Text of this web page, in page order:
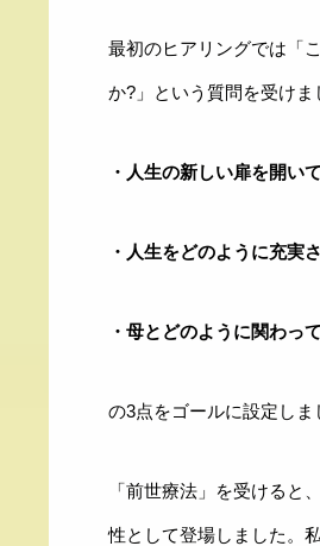
最初のヒアリングでは「
か?」という質問を受けま
・人生の新しい扉を開い
・人生をどのように充実
・母とどのように関わっ
の3点をゴールに設定しま
「前世療法」を受けると
性として登場しました。